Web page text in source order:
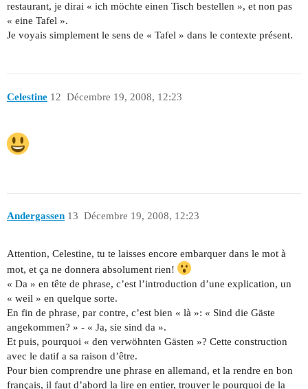
restaurant, je dirai « ich möchte einen Tisch bestellen », et non pas
« eine Tafel ».
Je voyais simplement le sens de « Tafel » dans le contexte présent.
Celestine Décembre 19, 2008, 12:23
12
Andergassen Décembre 19, 2008, 12:23
13
Attention, Celestine, tu te laisses encore embarquer dans le mot à
mot, et ça ne donnera absolument rien!
« Da » en tête de phrase, c’est l’introduction d’une explication, un
« weil » en quelque sorte.
En fin de phrase, par contre, c’est bien « là »: « Sind die Gäste
angekommen? » - « Ja, sie sind da ».
Et puis, pourquoi « den verwöhnten Gästen »? Cette construction
avec le datif a sa raison d’être.
Pour bien comprendre une phrase en allemand, et la rendre en bon
français, il faut d’abord la lire en entier, trouver le pourquoi de la